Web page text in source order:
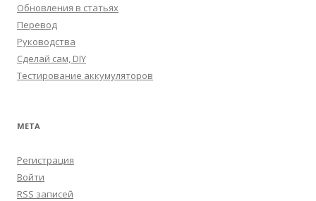
Обновления в статьях
Перевод
Руководства
Сделай сам, DIY
Тестирование аккумуляторов
МЕТА
Регистрация
Войти
RSS записей